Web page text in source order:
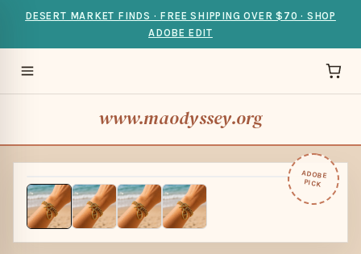
DESERT MARKET FINDS · FREE SHIPPING OVER $70 · SHOP
ADOBE EDIT
www.maodyssey.org
ADOBE
PICK